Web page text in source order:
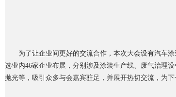
为了让企业间更好的交流合作，本次大会设有汽车
选业内46家企业布展，分别涉及涂装生产线、废气治理
抛光等，吸引众多与会嘉宾驻足，并展开热切交流，为下